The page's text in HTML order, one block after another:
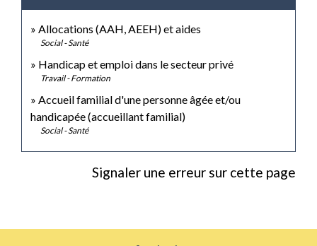
Allocations (AAH, AEEH) et aides
Social - Santé
Handicap et emploi dans le secteur privé
Travail - Formation
Accueil familial d'une personne âgée et/ou
handicapée (accueillant familial)
Social - Santé
Signaler une erreur sur cette page